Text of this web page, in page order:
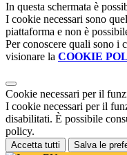
In questa schermata è
I cookie necessari sono
piattaforma e non è
Per conoscere quali sono i
visionare la COOKIE
Cookie necessari per il
I cookie necessari per il
disabilitati. È possibile
policy.
Accetta tutti Salva le